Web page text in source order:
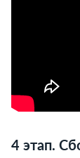
4 этап.